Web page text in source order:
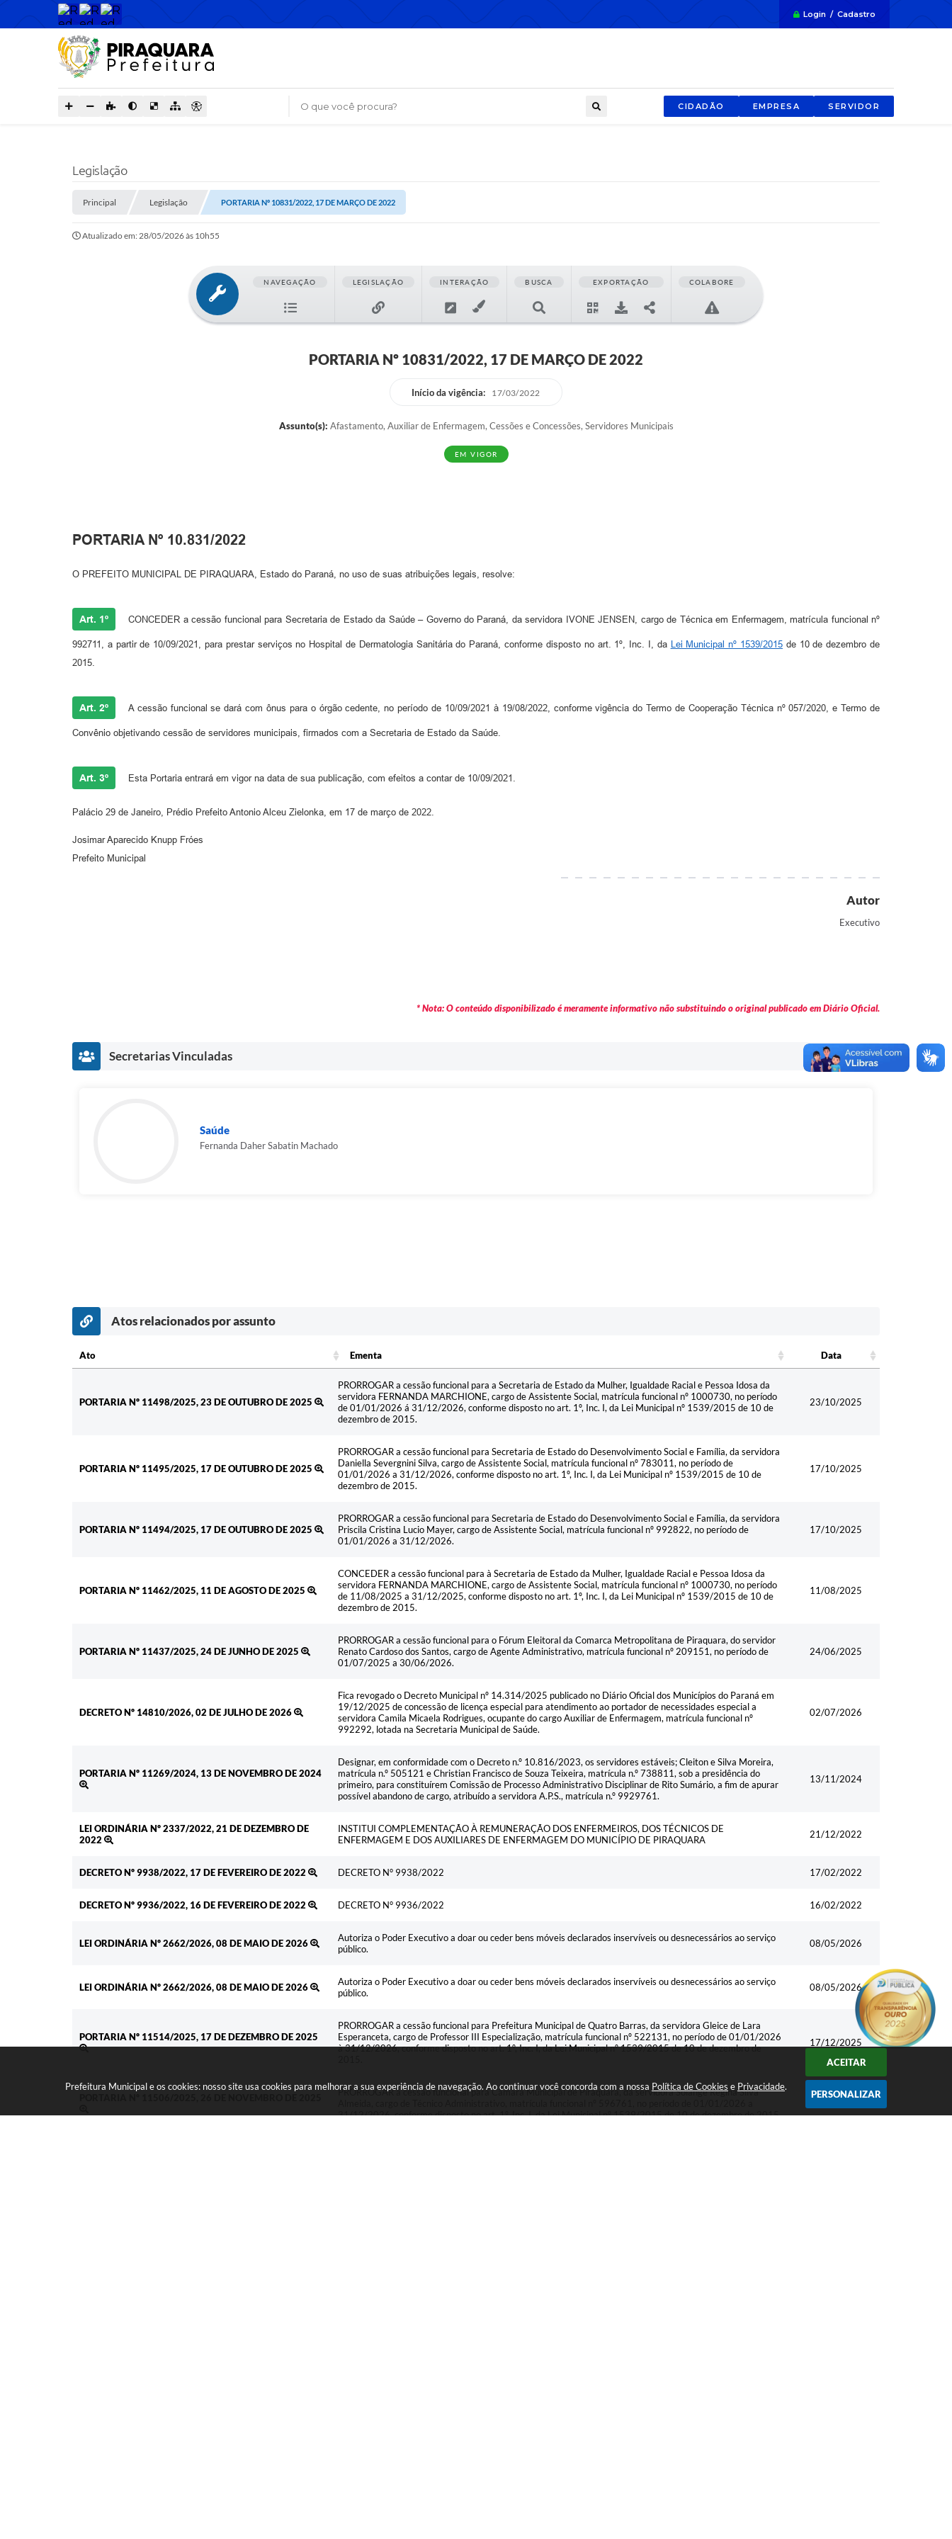
Prefeitura Municipal e os cookies: nosso site usa cookies para melhorar a sua experiência de navegação. Ao continuar você concorda com a nossa Política de Cookies e Privacidade.
ACEITAR
PERSONALIZAR
Login / Cadastro
O que você procura? CIDADÃO EMPRESA SERVIDOR
Legislação
Principal Legislação PORTARIA Nº 10831/2022, 17 DE MARÇO DE 2022
Atualizado em: 28/05/2026 às 10h55
NAVEGAÇÃO LEGISLAÇÃO INTERAÇÃO BUSCA EXPORTAÇÃO COLABORE
PORTARIA Nº 10831/2022, 17 DE MARÇO DE 2022
Início da vigência: 17/03/2022
Assunto(s): Afastamento, Auxiliar de Enfermagem, Cessões e Concessões, Servidores Municipais
EM VIGOR
PORTARIA Nº 10.831/2022
O PREFEITO MUNICIPAL DE PIRAQUARA, Estado do Paraná, no uso de suas atribuições legais, resolve:
Art. 1º CONCEDER a cessão funcional para Secretaria de Estado da Saúde – Governo do Paraná, da servidora IVONE JENSEN, cargo de Técnica em Enfermagem, matrícula funcional nº
992711, a partir de 10/09/2021, para prestar serviços no Hospital de Dermatologia Sanitária do Paraná, conforme disposto no art. 1º, Inc. I, da Lei Municipal nº 1539/2015de 10 de dezembro de
2015.
Art. 2º A cessão funcional se dará com ônus para o órgão cedente, no período de 10/09/2021 à 19/08/2022, conforme vigência do Termo de Cooperação Técnica nº 057/2020, e Termo de
Convênio objetivando cessão de servidores municipais, firmados com a Secretaria de Estado da Saúde.
Art. 3º Esta Portaria entrará em vigor na data de sua publicação, com efeitos a contar de 10/09/2021.
Palácio 29 de Janeiro, Prédio Prefeito Antonio Alceu Zielonka, em 17 de março de 2022.
Josimar Aparecido Knupp Fróes
Prefeito Municipal
Autor
Executivo
* Nota: O conteúdo disponibilizado é meramente informativo não substituindo o original publicado em Diário Oficial.
Secretarias Vinculadas
Saúde
Fernanda Daher Sabatin Machado
Atos relacionados por assunto
Ato Ementa
Data
PORTARIA Nº 11498/2025, 23 DE OUTUBRO DE 2025
PRORROGAR a cessão funcional para a Secretaria de Estado da Mulher, Igualdade Racial e Pessoa Idosa da
servidora FERNANDA MARCHIONE, cargo de Assistente Social, matrícula funcional nº 1000730, no período
de 01/01/2026 á 31/12/2026, conforme disposto no art. 1º, Inc. I, da Lei Municipal nº 1539/2015 de 10 de
dezembro de 2015.
23/10/2025
PORTARIA Nº 11495/2025, 17 DE OUTUBRO DE 2025
PRORROGAR a cessão funcional para Secretaria de Estado do Desenvolvimento Social e Família, da servidora
Daniella Severgnini Silva, cargo de Assistente Social, matrícula funcional nº 783011, no período de
01/01/2026 a 31/12/2026, conforme disposto no art. 1º, Inc. I, da Lei Municipal nº 1539/2015 de 10 de
dezembro de 2015.
17/10/2025
PORTARIA Nº 11494/2025, 17 DE OUTUBRO DE 2025
PRORROGAR a cessão funcional para Secretaria de Estado do Desenvolvimento Social e Família, da servidora
Priscila Cristina Lucio Mayer, cargo de Assistente Social, matrícula funcional nº 992822, no período de
01/01/2026 a 31/12/2026.
17/10/2025
PORTARIA Nº 11462/2025, 11 DE AGOSTO DE 2025
CONCEDER a cessão funcional para à Secretaria de Estado da Mulher, Igualdade Racial e Pessoa Idosa da
servidora FERNANDA MARCHIONE, cargo de Assistente Social, matrícula funcional nº 1000730, no período
de 11/08/2025 a 31/12/2025, conforme disposto no art. 1º, Inc. I, da Lei Municipal nº 1539/2015 de 10 de
dezembro de 2015.
11/08/2025
PORTARIA Nº 11437/2025, 24 DE JUNHO DE 2025
PRORROGAR a cessão funcional para o Fórum Eleitoral da Comarca Metropolitana de Piraquara, do servidor
Renato Cardoso dos Santos, cargo de Agente Administrativo, matrícula funcional nº 209151, no período de
01/07/2025 a 30/06/2026.
24/06/2025
DECRETO Nº 14810/2026, 02 DE JULHO DE 2026
Fica revogado o Decreto Municipal nº 14.314/2025 publicado no Diário Oficial dos Municípios do Paraná em
19/12/2025 de concessão de licença especial para atendimento ao portador de necessidades especial a
servidora Camila Micaela Rodrigues, ocupante do cargo Auxiliar de Enfermagem, matrícula funcional nº
992292, lotada na Secretaria Municipal de Saúde.
02/07/2026
PORTARIA Nº 11269/2024, 13 DE NOVEMBRO DE 2024
Designar, em conformidade com o Decreto n.º 10.816/2023, os servidores estáveis; Cleiton e Silva Moreira,
matrícula n.º 505121 e Christian Francisco de Souza Teixeira, matrícula n.º 738811, sob a presidência do
primeiro, para constituírem Comissão de Processo Administrativo Disciplinar de Rito Sumário, a fim de apurar
possível abandono de cargo, atribuído a servidora A.P.S., matrícula n.º 9929761.
13/11/2024
LEI ORDINÁRIA Nº 2337/2022, 21 DE DEZEMBRO DE
2022
INSTITUI COMPLEMENTAÇÃO À REMUNERAÇÃO DOS ENFERMEIROS, DOS TÉCNICOS DE
ENFERMAGEM E DOS AUXILIARES DE ENFERMAGEM DO MUNICÍPIO DE PIRAQUARA
21/12/2022
DECRETO Nº 9938/2022, 17 DE FEVEREIRO DE 2022 DECRETO N° 9938/2022 17/02/2022
DECRETO Nº 9936/2022, 16 DE FEVEREIRO DE 2022 DECRETO N° 9936/2022 16/02/2022
LEI ORDINÁRIA Nº 2662/2026, 08 DE MAIO DE 2026
Autoriza o Poder Executivo a doar ou ceder bens móveis declarados inservíveis ou desnecessários ao serviço
público.
08/05/2026
LEI ORDINÁRIA Nº 2662/2026, 08 DE MAIO DE 2026
Autoriza o Poder Executivo a doar ou ceder bens móveis declarados inservíveis ou desnecessários ao serviço
público.
08/05/2026
PORTARIA Nº 11514/2025, 17 DE DEZEMBRO DE 2025
PRORROGAR a cessão funcional para Prefeitura Municipal de Quatro Barras, da servidora Gleice de Lara
Esperanceta, cargo de Professor III Especialização, matrícula funcional nº 522131, no período de 01/01/2026
à 31/12/2026, conforme disposto no art. 1º, Inc. I, da Lei Municipal nº 1539/2015 de 10 de dezembro de
17/12/2025
PRORROGAR a cessão funcional para Câmara Municipal de Piraquara, da servidora Solange Regina Silva
31/12/2026, conforme disposto no art. 1º, Inc. I, da Lei Municipal nº 1539/2015 de 10 de dezembro de 2015.